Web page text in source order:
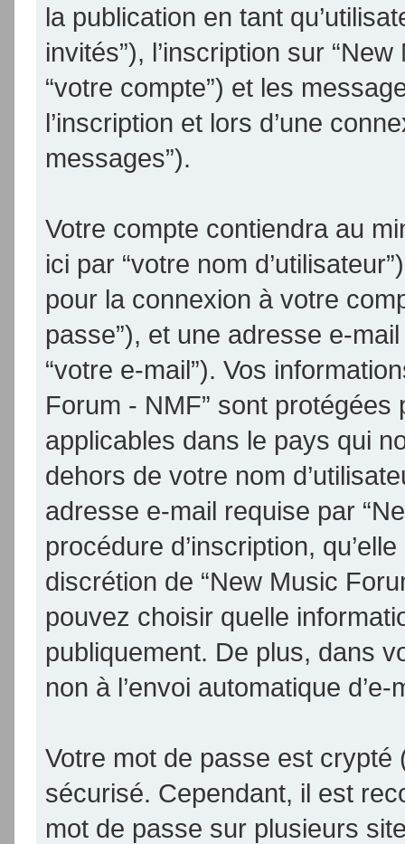
la publication en tant
invités”), l’inscription sur
“votre compte”) et les
l’inscription et lors d’une
messages”).
Votre compte contiendra au
ici par “votre nom
pour la connexion à votre
passe”), et une adresse e-
“votre e-mail”). Vos
Forum - NMF” sont
applicables dans le pays qui
dehors de votre nom
adresse e-mail requise par
procédure d’inscription,
discrétion de “New Music
pouvez choisir quelle
publiquement. De plus, dans
non à l’envoi automatique
Votre mot de passe est crypté
sécurisé. Cependant, il est
mot de passe sur plusieurs